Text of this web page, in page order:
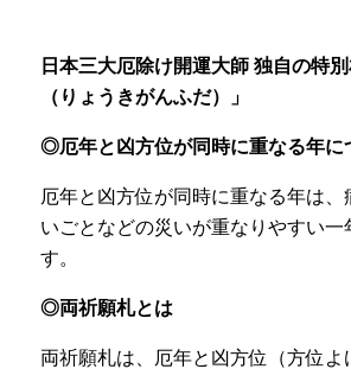
日本三大厄除け開運大師 独自の特
（りょうきがんふだ）」
◎厄年と凶方位が同時に重なる年に
厄年と凶方位が同時に重なる年は、
いごとなどの災いが重なりやすい一
す。
◎両祈願札とは
両祈願札は、厄年と凶方位（方位よ